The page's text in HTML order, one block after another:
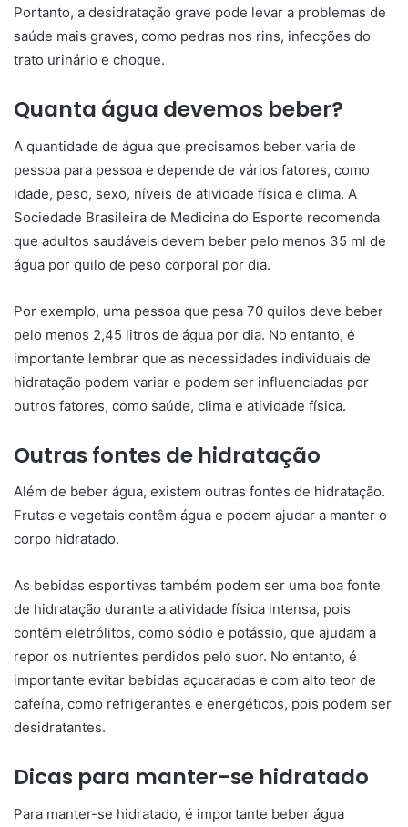
Portanto, a desidratação grave pode levar a problemas de
saúde mais graves, como pedras nos rins, infecções do
trato urinário e choque.
Quanta água devemos beber?
A quantidade de água que precisamos beber varia de
pessoa para pessoa e depende de vários fatores, como
idade, peso, sexo, níveis de atividade física e clima. A
Sociedade Brasileira de Medicina do Esporte recomenda
que adultos saudáveis devem beber pelo menos 35 ml de
água por quilo de peso corporal por dia.
Por exemplo, uma pessoa que pesa 70 quilos deve beber
pelo menos 2,45 litros de água por dia. No entanto, é
importante lembrar que as necessidades individuais de
hidratação podem variar e podem ser influenciadas por
outros fatores, como saúde, clima e atividade física.
Outras fontes de hidratação
Além de beber água, existem outras fontes de hidratação.
Frutas e vegetais contêm água e podem ajudar a manter o
corpo hidratado.
As bebidas esportivas também podem ser uma boa fonte
de hidratação durante a atividade física intensa, pois
contêm eletrólitos, como sódio e potássio, que ajudam a
repor os nutrientes perdidos pelo suor. No entanto, é
importante evitar bebidas açucaradas e com alto teor de
cafeína, como refrigerantes e energéticos, pois podem ser
desidratantes.
Dicas para manter-se hidratado
Para manter-se hidratado, é importante beber água